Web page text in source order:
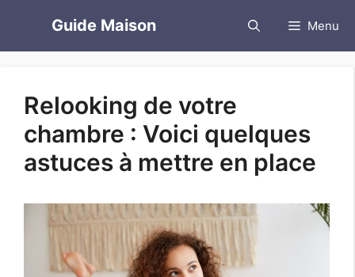
contenu
Guide Maison Menu
Relooking de votre
chambre : Voici quelques
astuces à mettre en place